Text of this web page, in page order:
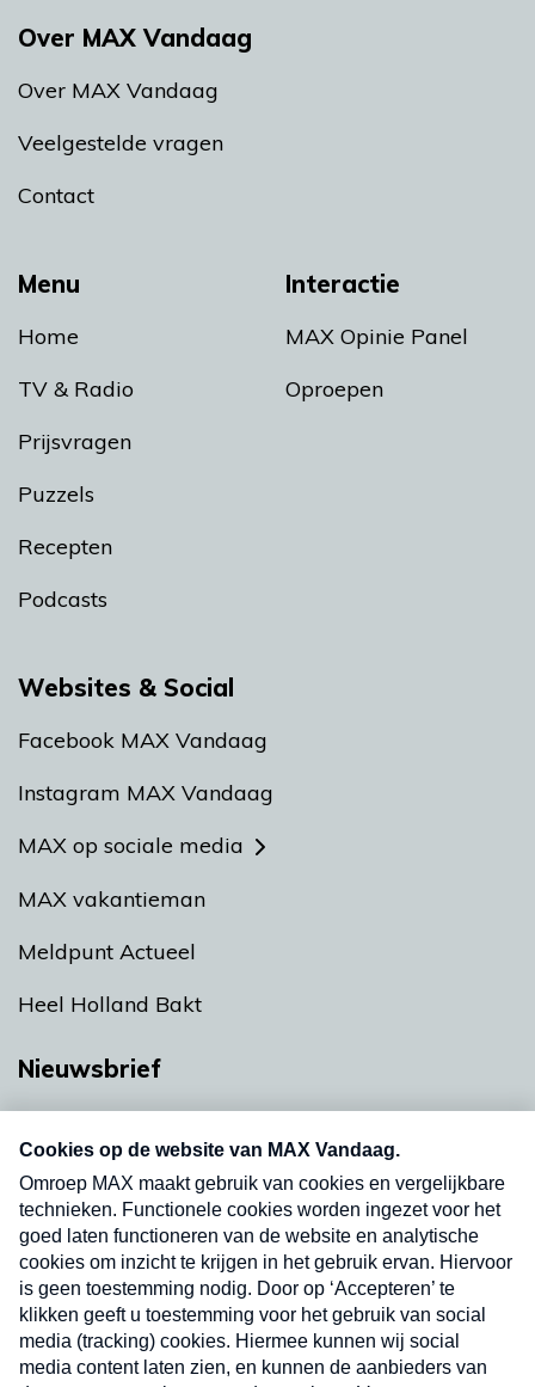
Menu
Home
TV & Radio
Prijsvragen
Puzzels
Recepten
Podcasts
Interactie
MAX Opinie Panel
Oproepen
Over MAX Vandaag
Over MAX Vandaag
Veelgestelde vragen
Contact
Websites & Social
Facebook MAX Vandaag
Instagram MAX Vandaag
MAX op sociale media
MAX vakantieman
Meldpunt Actueel
Heel Holland Bakt
Nieuwsbrief
nieuwsbrief. Elke vrijdag- en dinsdagochtend in
uw mailbox.
Verzend